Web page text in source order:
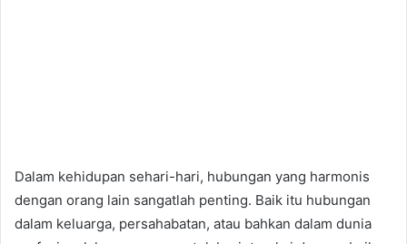
Dalam kehidupan sehari-hari, hubungan yang harmonis
dengan orang lain sangatlah penting. Baik itu hubungan
dalam keluarga, persahabatan, atau bahkan dalam dunia